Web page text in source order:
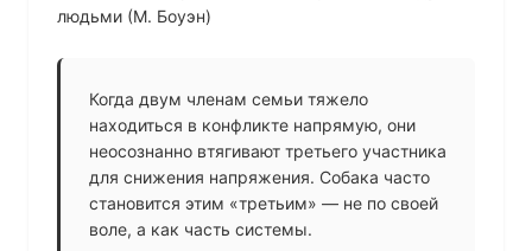
людьми (М. Боуэн)
Когда двум членам семьи тяжело
находиться в конфликте напрямую, они
неосознанно втягивают третьего участника
для снижения напряжения. Собака часто
становится этим «третьим» — не по своей
воле, а как часть системы.